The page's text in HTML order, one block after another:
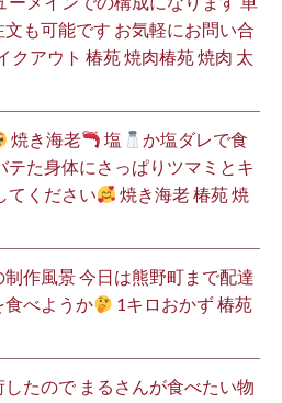
も可能です お気軽にお問い合
クアウト 椿苑 焼肉椿苑 焼肉 太
焼き海老 塩
か塩ダレで食
テた身体にさっぱりツマミとキ
てください
焼き海老 椿苑 焼
作風景 今日は熊野町まで配達
食べようか
1キロおかず 椿苑
たので まるさんが食べたい物